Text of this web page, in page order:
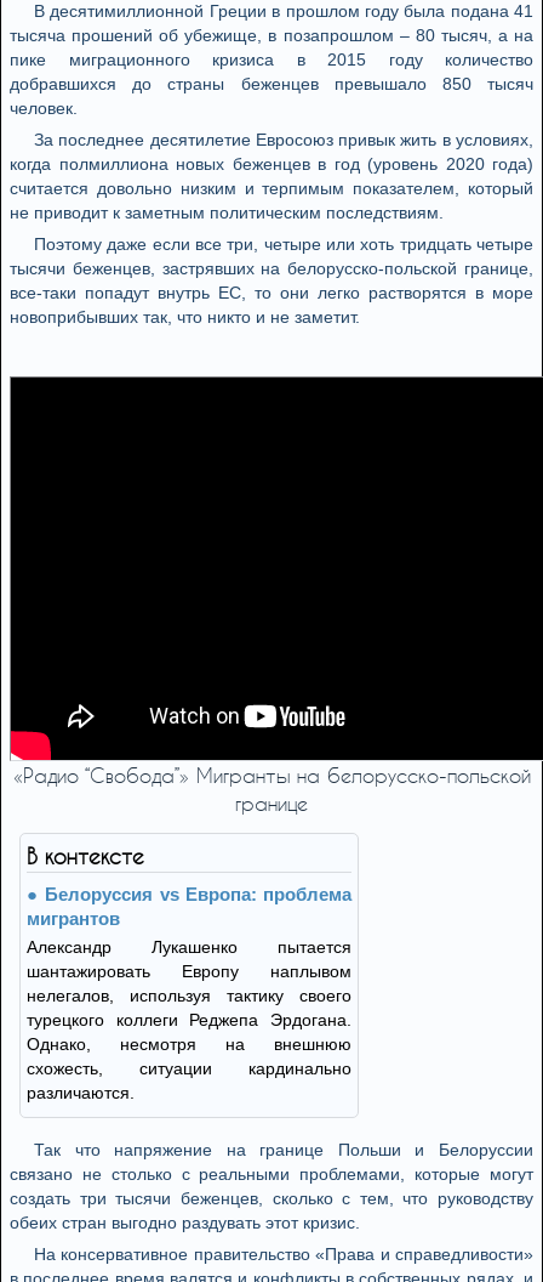
В десятимиллионной Греции в прошлом году была подана 41
тысяча прошений об убежище, в позапрошлом – 80 тысяч, а на
пике миграционного кризиса в 2015 году количество
добравшихся до страны беженцев превышало 850 тысяч
человек.
За последнее десятилетие Евросоюз привык жить в условиях,
когда полмиллиона новых беженцев в год (уровень 2020 года)
считается довольно низким и терпимым показателем, который
не приводит к заметным политическим последствиям.
Поэтому даже если все три, четыре или хоть тридцать четыре
тысячи беженцев, застрявших на белорусско-польской границе,
все-таки попадут внутрь ЕС, то они легко растворятся в море
новоприбывших так, что никто и не заметит.
«Радио “Свобода”» Мигранты на белорусско-польской
границе
В контексте
Белоруссия vs Европа: проблема
мигрантов
Александр Лукашенко пытается
шантажировать Европу наплывом
нелегалов, используя тактику своего
турецкого коллеги Реджепа Эрдогана.
Однако, несмотря на внешнюю
схожесть, ситуации кардинально
различаются.
Так что напряжение на границе Польши и Белоруссии
связано не столько с реальными проблемами, которые могут
создать три тысячи беженцев, сколько с тем, что руководству
обеих стран выгодно раздувать этот кризис.
На консервативное правительство «Права и справедливости»